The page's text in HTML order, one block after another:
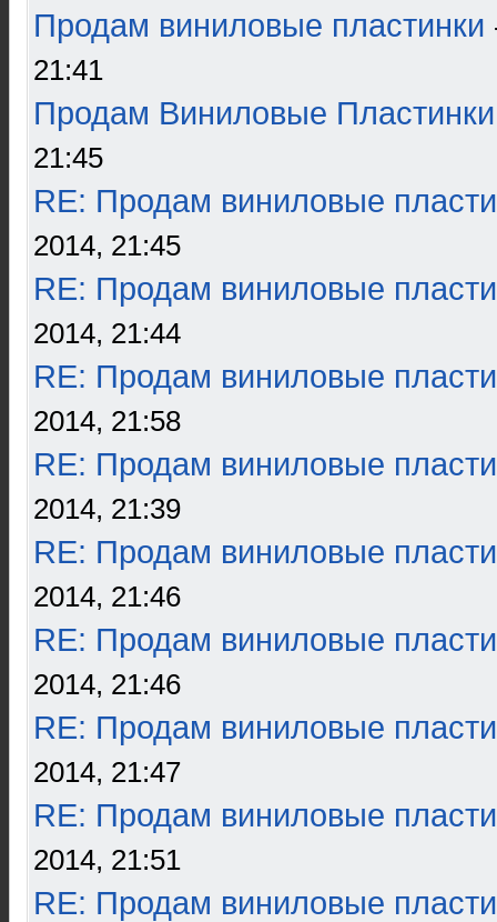
Продам виниловые пластинки
21:41
Продам Виниловые Пластинки
21:45
RE: Продам виниловые
2014, 21:45
RE: Продам виниловые
2014, 21:44
RE: Продам виниловые
2014, 21:58
RE: Продам виниловые
2014, 21:39
RE: Продам виниловые
2014, 21:46
RE: Продам виниловые
2014, 21:46
RE: Продам виниловые
2014, 21:47
RE: Продам виниловые
2014, 21:51
RE: Продам виниловые